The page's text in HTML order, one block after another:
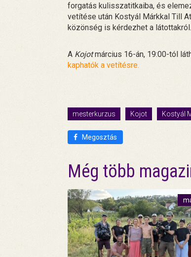
forgatás kulisszatitkaiba, és
vetítése után Kostyál Márkkal Till
közönség is kérdezhet a látottakról.
A Kojotmárcius 16-án, 19:00-tól
kaphatók a vetítésre.
mesterkurzus Kojot Kostyál
Megosztás
Még több